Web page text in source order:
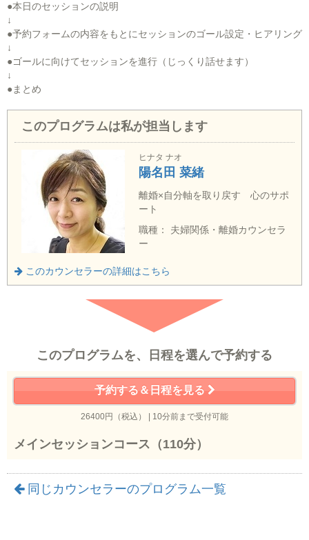
●本日のセッションの説明
↓
●予約フォームの内容をもとにセッションのゴール設定・ヒアリング
↓
●ゴールに向けてセッションを進行（じっくり話せます）
↓
●まとめ
このプログラムは私が担当します
ヒナタ ナオ
陽名田 菜緒
離婚×自分軸を取り戻す 心のサポ
ート
職種： 夫婦関係・離婚カウンセラ
ー
このカウンセラーの詳細はこちら
このプログラムを、日程を選んで予約する
予約する＆日程を見る
26400円（税込） | 10分前まで受付可能
メインセッションコース（110分）
同じカウンセラーのプログラム一覧